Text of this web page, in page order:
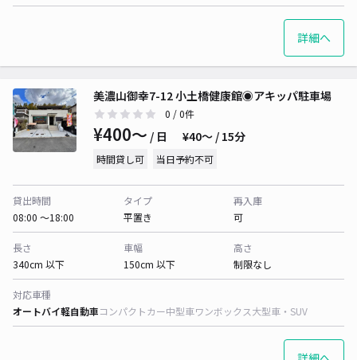
詳細へ
美濃山御幸7-12 小土橋健康館◉アキッパ駐車場
0 / 0件
¥400〜 / 日 ¥40〜 / 15分
時間貸し可 当日予約不可
貸出時間
08:00 〜18:00
タイプ
平置き
再入庫
可
長さ
340cm 以下
車幅
150cm 以下
高さ
制限なし
対応車種
オートバイ軽自動車コンパクトカー中型車ワンボックス大型車・SUV